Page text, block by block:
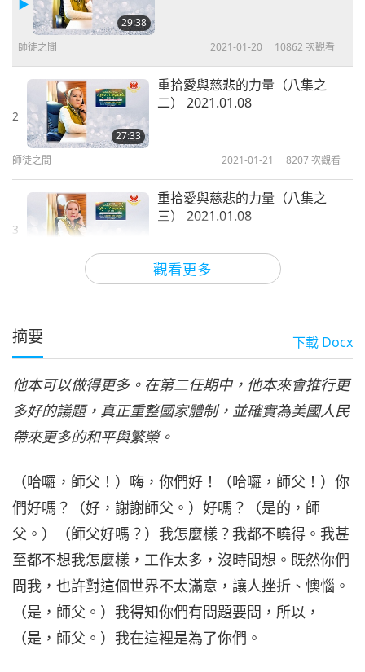
觀看更多
29:38
師徒之間 2021-01-20 10862 次觀看
2
27:33
重拾愛與慈悲的力量（八集之
二） 2021.01.08
師徒之間 2021-01-21 8207次觀看
3
重拾愛與慈悲的力量（八集之
三） 2021.01.08
4
28:39
師徒之間 2021-01-23 8898次觀看
27:33
五） 2021.01.08
師徒之間 2021-01-24 8505次觀看
6
29:13
重拾愛與慈悲的力量（八集之
六） 2021.01.08
師徒之間 2021-01-25 8179 次觀看
重拾愛與慈悲的力量（八集之
摘要 下載 Docx
他本可以做得更多。在第二任期中，他本來會推行更
多好的議題，真正重整國家體制，並確實為美國人民
帶來更多的和平與繁榮。
（哈囉，師父！）嗨，你們好！（哈囉，師父！）你
們好嗎？（好，謝謝師父。）好嗎？（是的，師
父。）（師父好嗎？）我怎麼樣？我都不曉得。我甚
至都不想我怎麼樣，工作太多，沒時間想。既然你們
問我，也許對這個世界不太滿意，讓人挫折、懊惱。
（是，師父。）我得知你們有問題要問，所以，
（是，師父。）我在這裡是為了你們。